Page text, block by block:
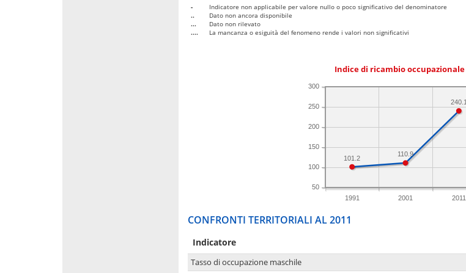
-
Indicatore non applicabile per valore nullo o poco significativo del denominatore
..
Dato non ancora disponibile
...
Dato non rilevato
....
La mancanza o esiguità del fenomeno rende i valori non significativi
Indice di ricambio occupazionale
1991 2001 2011
50
100
150
200
250
300
240.1
110.9
101.2
CONFRONTI TERRITORIALI AL 2011
Indicatore
Tasso di occupazione maschile